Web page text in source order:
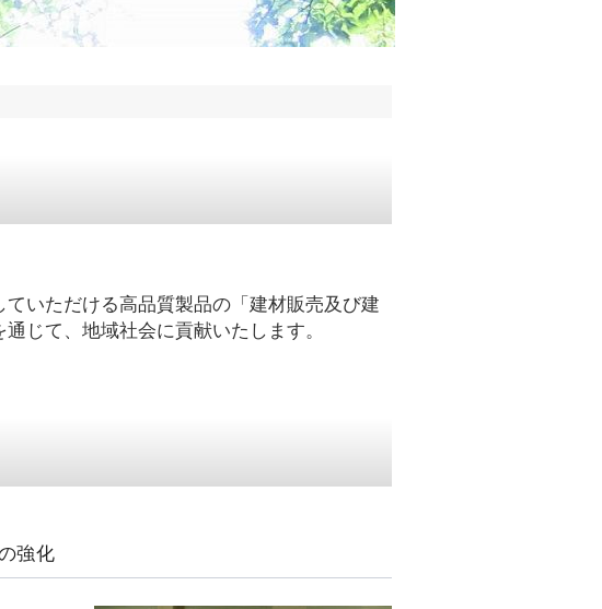
いただける高品質製品の「建材販売及び建
じて、地域社会に貢献いたします。
強化